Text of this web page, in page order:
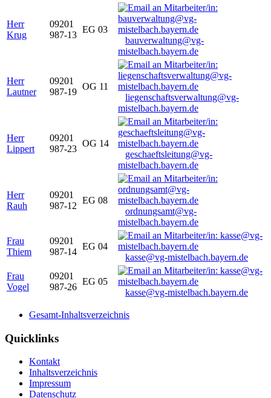
Herr
Krug
09201
987-13
EG 03
bauverwaltung@vg-
mistelbach.bayern.de
Herr
Lautner
09201
987-19
OG 11
liegenschaftsverwaltung@vg-
mistelbach.bayern.de
Herr
Lippert
09201
987-23
OG 14
geschaeftsleitung@vg-
mistelbach.bayern.de
Herr
Rauh
09201
987-12
EG 08
ordnungsamt@vg-
mistelbach.bayern.de
Frau
Thiem
09201
987-14
EG 04
kasse@vg-mistelbach.bayern.de
Frau
Vogel
09201
987-26
EG 05
kasse@vg-mistelbach.bayern.de
Gesamt-Inhaltsverzeichnis
Quicklinks
Kontakt
Inhaltsverzeichnis
Impressum
Datenschutz